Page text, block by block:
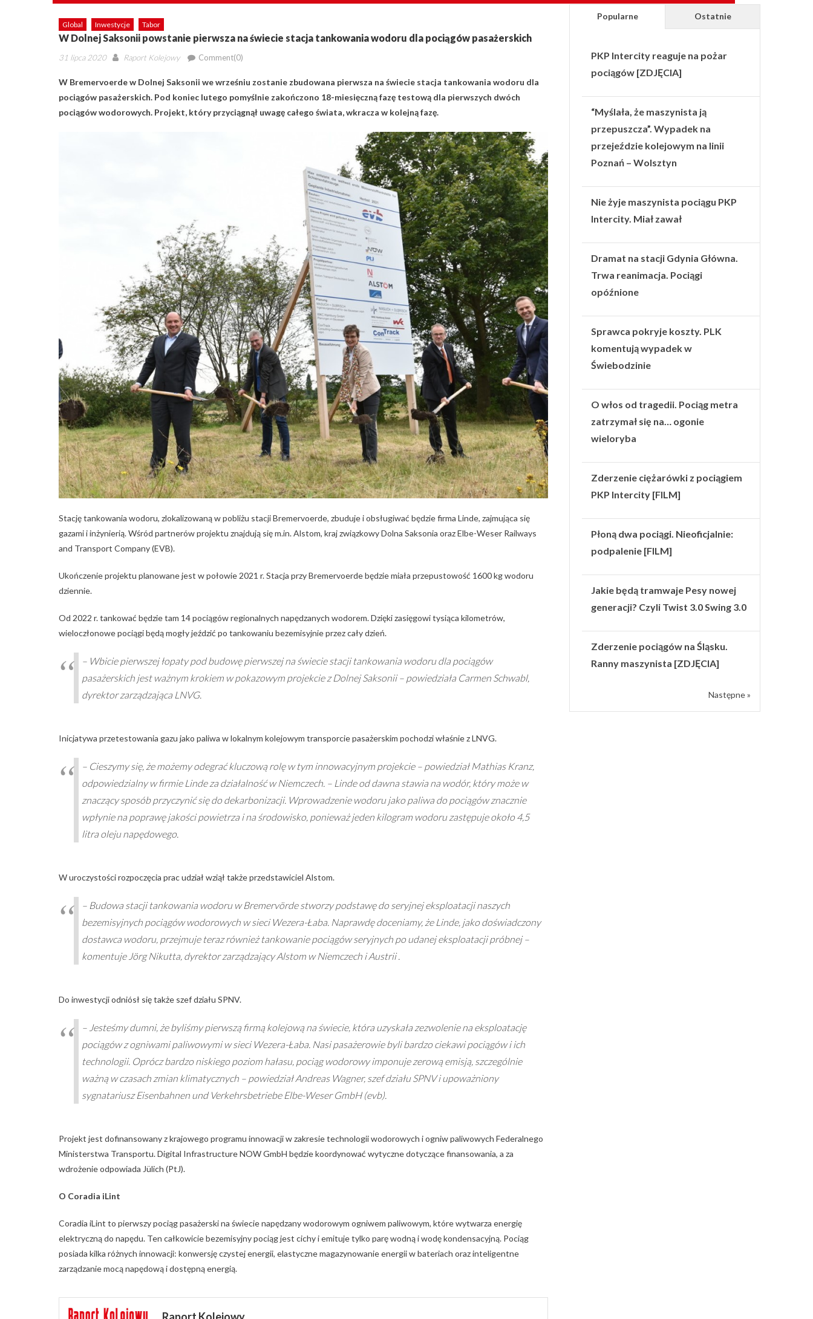
Global Inwestycje Tabor
W Dolnej Saksonii powstanie pierwsza na świecie stacja tankowania wodoru dla pociągów pasażerskich
Posted
31 lipca 2020 Author
Raport Kolejowy Comment(0)
W Bremervoerde w Dolnej Saksonii we wrześniu zostanie zbudowana pierwsza na świecie stacja tankowania wodoru dla
pociągów pasażerskich. Pod koniec lutego pomyślnie zakończono 18-miesięczną fazę testową dla pierwszych dwóch
pociągów wodorowych. Projekt, który przyciągnął uwagę całego świata, wkracza w kolejną fazę.
Stację tankowania wodoru, zlokalizowaną w pobliżu stacji Bremervoerde, zbuduje i obsługiwać będzie firma Linde, zajmująca się
gazami i inżynierią. Wśród partnerów projektu znajdują się m.in. Alstom, kraj związkowy Dolna Saksonia oraz Elbe-Weser Railways
and Transport Company (EVB).
Ukończenie projektu planowane jest w połowie 2021 r. Stacja przy Bremervoerde będzie miała przepustowość 1600 kg wodoru
dziennie.
Od 2022 r. tankować będzie tam 14 pociągów regionalnych napędzanych wodorem. Dzięki zasięgowi tysiąca kilometrów,
wieloczłonowe pociągi będą mogły jeździć po tankowaniu bezemisyjnie przez cały dzień.
– Wbicie pierwszej łopaty pod budowę pierwszej na świecie stacji tankowania wodoru dla pociągów
pasażerskich jest ważnym krokiem w pokazowym projekcie z Dolnej Saksonii – powiedziała Carmen Schwabl,
dyrektor zarządzająca LNVG.
Inicjatywa przetestowania gazu jako paliwa w lokalnym kolejowym transporcie pasażerskim pochodzi właśnie z LNVG.
– Cieszymy się, że możemy odegrać kluczową rolę w tym innowacyjnym projekcie – powiedział Mathias Kranz,
odpowiedzialny w firmie Linde za działalność w Niemczech. – Linde od dawna stawia na wodór, który może w
znaczący sposób przyczynić się do dekarbonizacji. Wprowadzenie wodoru jako paliwa do pociągów znacznie
wpłynie na poprawę jakości powietrza i na środowisko, ponieważ jeden kilogram wodoru zastępuje około 4,5
litra oleju napędowego.
W uroczystości rozpoczęcia prac udział wziął także przedstawiciel Alstom.
– Budowa stacji tankowania wodoru w Bremervörde stworzy podstawę do seryjnej eksploatacji naszych
bezemisyjnych pociągów wodorowych w sieci Wezera-Łaba. Naprawdę doceniamy, że Linde, jako doświadczony
dostawca wodoru, przejmuje teraz również tankowanie pociągów seryjnych po udanej eksploatacji próbnej –
komentuje Jörg Nikutta, dyrektor zarządzający Alstom w Niemczech i Austrii .
Do inwestycji odniósł się także szef działu SPNV.
– Jesteśmy dumni, że byliśmy pierwszą firmą kolejową na świecie, która uzyskała zezwolenie na eksploatację
pociągów z ogniwami paliwowymi w sieci Wezera-Łaba. Nasi pasażerowie byli bardzo ciekawi pociągów i ich
technologii. Oprócz bardzo niskiego poziom hałasu, pociąg wodorowy imponuje zerową emisją, szczególnie
ważną w czasach zmian klimatycznych – powiedział Andreas Wagner, szef działu SPNV i upoważniony
sygnatariusz Eisenbahnen und Verkehrsbetriebe Elbe-Weser GmbH (evb).
Projekt jest dofinansowany z krajowego programu innowacji w zakresie technologii wodorowych i ogniw paliwowych Federalnego
Ministerstwa Transportu. Digital Infrastructure NOW GmbH będzie koordynować wytyczne dotyczące finansowania, a za
wdrożenie odpowiada Jülich (PtJ).
O Coradia iLint
Coradia iLint to pierwszy pociąg pasażerski na świecie napędzany wodorowym ogniwem paliwowym, które wytwarza energię
elektryczną do napędu. Ten całkowicie bezemisyjny pociąg jest cichy i emituje tylko parę wodną i wodę kondensacyjną. Pociąg
posiada kilka różnych innowacji: konwersję czystej energii, elastyczne magazynowanie energii w bateriach oraz inteligentne
zarządzanie mocą napędową i dostępną energią.
Popularne Ostatnie
PKP Intercity reaguje na pożar
pociągów [ZDJĘCIA]
“Myślała, że maszynista ją
przepuszcza”. Wypadek na
przejeździe kolejowym na linii
Poznań – Wolsztyn
Nie żyje maszynista pociągu PKP
Intercity. Miał zawał
Dramat na stacji Gdynia Główna.
Trwa reanimacja. Pociągi
opóźnione
Sprawca pokryje koszty. PLK
komentują wypadek w
Świebodzinie
O włos od tragedii. Pociąg metra
zatrzymał się na… ogonie
wieloryba
Zderzenie ciężarówki z pociągiem
PKP Intercity [FILM]
Płoną dwa pociągi. Nieoficjalnie:
podpalenie [FILM]
Jakie będą tramwaje Pesy nowej
generacji? Czyli Twist 3.0 Swing 3.0
Zderzenie pociągów na Śląsku.
Ranny maszynista [ZDJĘCIA]
Następne »